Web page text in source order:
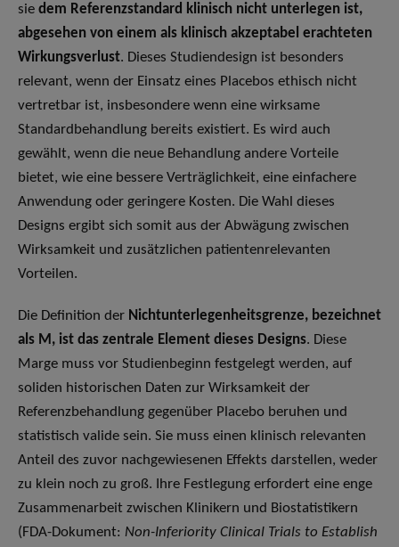
sie dem Referenzstandard klinisch nicht unterlegen ist,
abgesehen von einem als klinisch akzeptabel erachteten
Wirkungsverlust. Dieses Studiendesign ist besonders
relevant, wenn der Einsatz eines Placebos ethisch nicht
vertretbar ist, insbesondere wenn eine wirksame
Standardbehandlung bereits existiert. Es wird auch
gewählt, wenn die neue Behandlung andere Vorteile
bietet, wie eine bessere Verträglichkeit, eine einfachere
Anwendung oder geringere Kosten. Die Wahl dieses
Designs ergibt sich somit aus der Abwägung zwischen
Wirksamkeit und zusätzlichen patientenrelevanten
Vorteilen.
Die Definition der Nichtunterlegenheitsgrenze, bezeichnet
als M, ist das zentrale Element dieses Designs. Diese
Marge muss vor Studienbeginn festgelegt werden, auf
soliden historischen Daten zur Wirksamkeit der
Referenzbehandlung gegenüber Placebo beruhen und
statistisch valide sein. Sie muss einen klinisch relevanten
Anteil des zuvor nachgewiesenen Effekts darstellen, weder
zu klein noch zu groß. Ihre Festlegung erfordert eine enge
Zusammenarbeit zwischen Klinikern und Biostatistikern
(FDA-Dokument: Non-Inferiority Clinical Trials to Establish